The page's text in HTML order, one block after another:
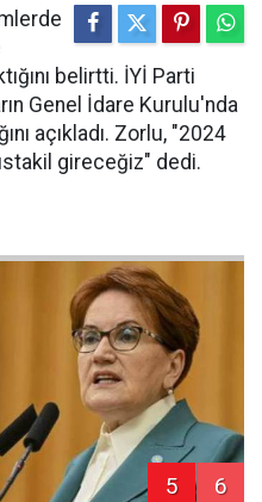
belirtti. İYİ Parti
Genel İdare Kurulu'nda
açıkladı. Zorlu, "2024
gireceğiz" dedi.
5 6